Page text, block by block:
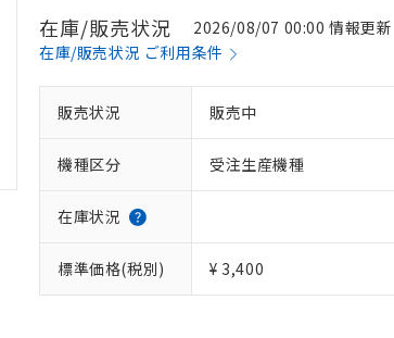
在庫/販売状況
2026/08/07 00:00 情報更新
在庫/販売状況 ご利用条件
販売状況 販売中
機種区分 受注生産機種
在庫状況
標準価格(税別) ¥ 3,400